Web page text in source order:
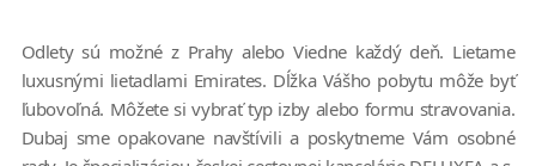
Odlety sú možné z Prahy alebo Viedne každý deň. Lietame
luxusnými lietadlami Emirates. Dĺžka Vášho pobytu môže byť
ľubovoľná. Môžete si vybrať typ izby alebo formu stravovania.
Dubaj sme opakovane navštívili a poskytneme Vám osobné